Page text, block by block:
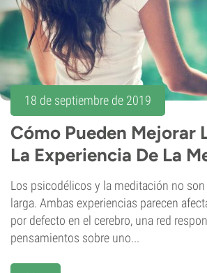
18 de septiembre de 2019
Cómo Pueden Mejorar
La Experiencia De La
Los psicodélicos y la meditación no
larga. Ambas experiencias parecen
por defecto en el cerebro, una red
pensamientos sobre uno...